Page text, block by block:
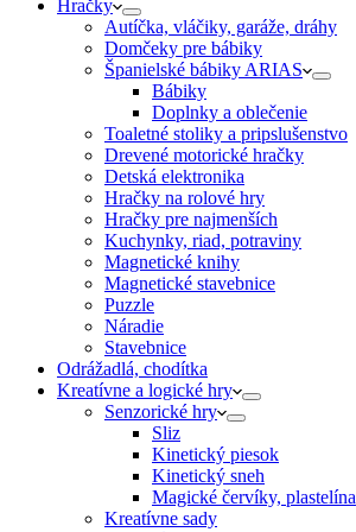
Hračky
Autíčka, vláčiky, garáže, dráhy
Domčeky pre bábiky
Španielské bábiky ARIAS
Bábiky
Doplnky a oblečenie
Toaletné stoliky a pripslušenstvo
Drevené motorické hračky
Detská elektronika
Hračky na rolové hry
Hračky pre najmenších
Kuchynky, riad, potraviny
Magnetické knihy
Magnetické stavebnice
Puzzle
Náradie
Stavebnice
Odrážadlá, chodítka
Kreatívne a logické hry
Senzorické hry
Sliz
Kinetický piesok
Kinetický sneh
Magické červíky, plastelína
Kreatívne sady